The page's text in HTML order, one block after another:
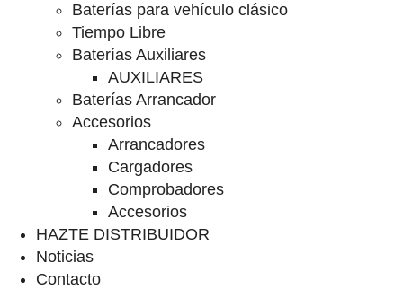
Baterías para vehículo clásico
Tiempo Libre
Baterías Auxiliares
AUXILIARES
Baterías Arrancador
Accesorios
Arrancadores
Cargadores
Comprobadores
Accesorios
HAZTE DISTRIBUIDOR
Noticias
Contacto